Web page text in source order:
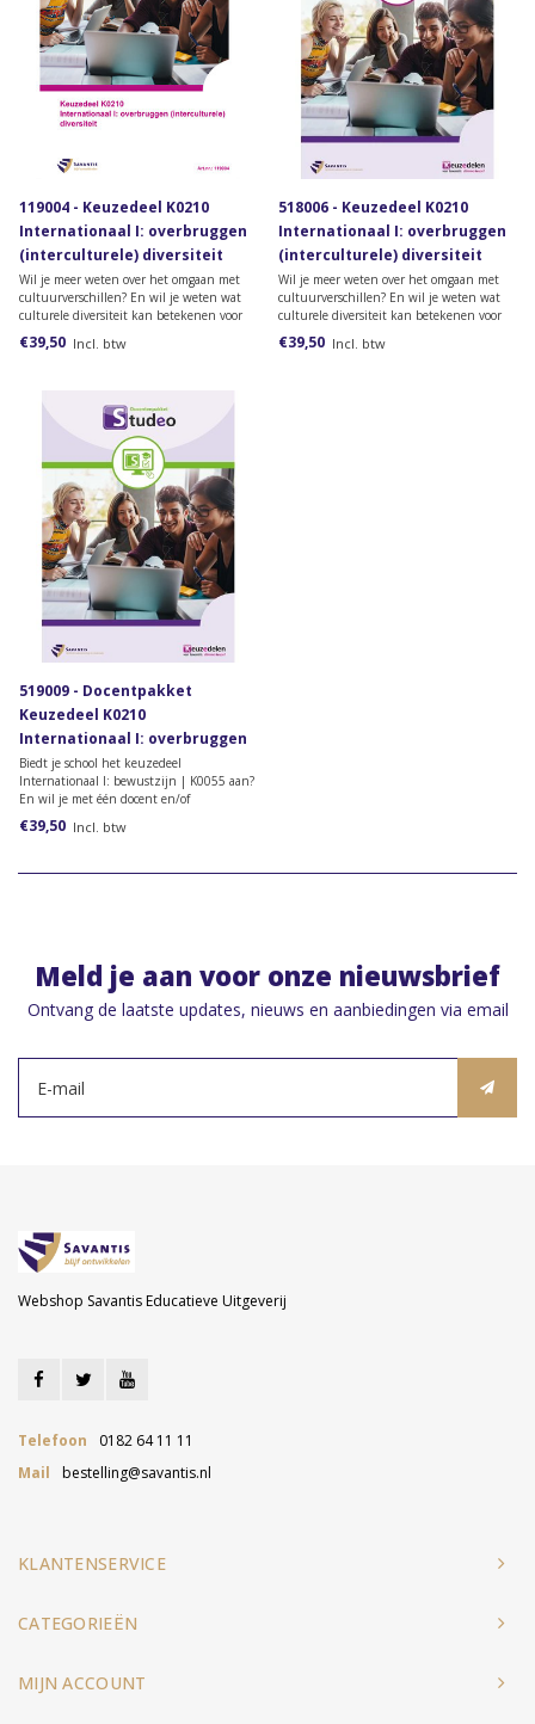
119004 - Keuzedeel K0210
Internationaal I: overbruggen
(interculturele) diversiteit
(papieren versie)
Wil je meer weten over het omgaan met
cultuurverschillen? En wil je weten wat
culturele diversiteit kan betekenen voor
een organisatie? Bestel dan het
lesmateriaal voor het keuzedeel
€39,50 Incl. btw
518006 - Keuzedeel K0210
Internationaal I: overbruggen
(interculturele) diversiteit
(Studeo versie)
Wil je meer weten over het omgaan met
cultuurverschillen? En wil je weten wat
culturele diversiteit kan betekenen voor
een organisatie? Bestel dan het
lesmateriaal voor het keuzedeel
€39,50 Incl. btw
519009 - Docentpakket
Keuzedeel K0210
Internationaal I: overbruggen
(interculturele) diversiteit
Biedt je school het keuzedeel
Internationaal I: bewustzijn | K0055 aan?
En wil je met één docent en/of
praktijkbegeleider toegang krijgen tot het
docentenmateriaal? Dan heb je dit
€39,50 Incl. btw
Meld je aan voor onze nieuwsbrief
Ontvang de laatste updates, nieuws en aanbiedingen via email
Webshop Savantis Educatieve Uitgeverij
Telefoon
0182 64 11 11
Mail
bestelling@savantis.nl
KLANTENSERVICE
CATEGORIEËN
MIJN ACCOUNT